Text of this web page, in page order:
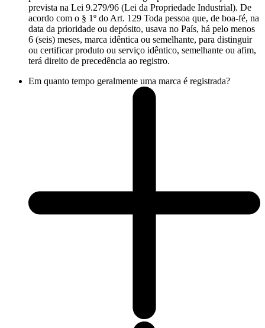
prevista na Lei 9.279/96 (Lei da Propriedade Industrial). De
acordo com o § 1º do Art. 129 Toda pessoa que, de boa-fé, na
data da prioridade ou depósito, usava no País, há pelo menos
6 (seis) meses, marca idêntica ou semelhante, para distinguir
ou certificar produto ou serviço idêntico, semelhante ou afim,
terá direito de precedência ao registro.
Em quanto tempo geralmente uma marca é registrada?